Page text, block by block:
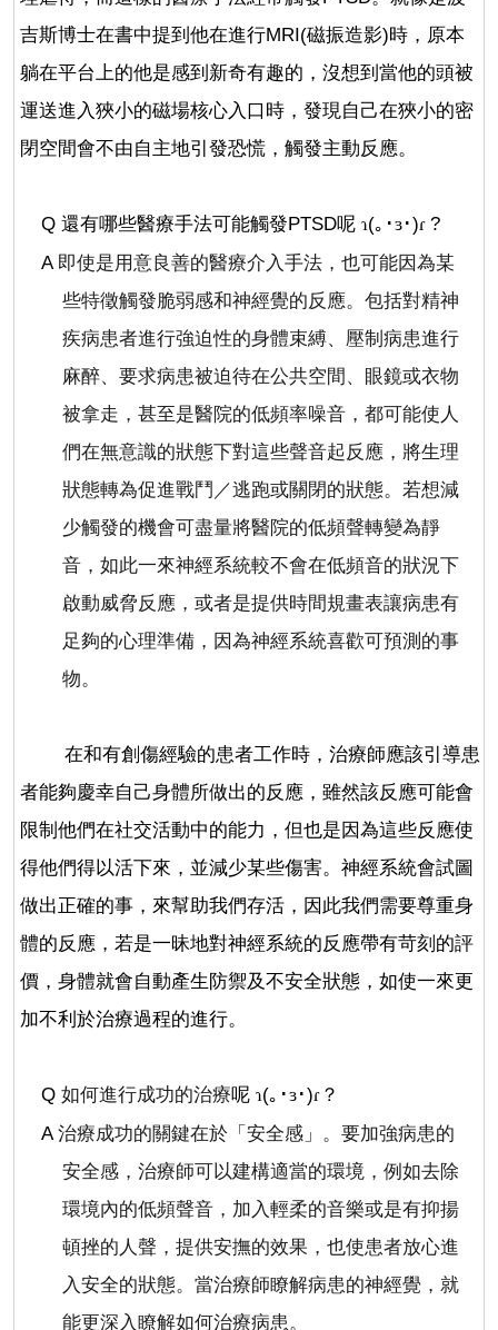
吉斯博士在書中提到他在進行MRI(磁振造影)時，原本
躺在平台上的他是感到新奇有趣的，沒想到當他的頭被
運送進入狹小的磁場核心入口時，發現自己在狹小的密
閉空間會不由自主地引發恐慌，觸發主動反應。
Q 還有哪些醫療手法可能觸發PTSD呢 ɿ(｡･ɜ･)ɾ ?
A 即使是用意良善的醫療介入手法，也可能因為某
些特徵觸發脆弱感和神經覺的反應。包括對精神
疾病患者進行強迫性的身體束縛、壓制病患進行
麻醉、要求病患被迫待在公共空間、眼鏡或衣物
被拿走，甚至是醫院的低頻率噪音，都可能使人
們在無意識的狀態下對這些聲音起反應，將生理
狀態轉為促進戰鬥／逃跑或關閉的狀態。若想減
少觸發的機會可盡量將醫院的低頻聲轉變為靜
音，如此一來神經系統較不會在低頻音的狀況下
啟動威脅反應，或者是提供時間規畫表讓病患有
足夠的心理準備，因為神經系統喜歡可預測的事
物。
在和有創傷經驗的患者工作時，治療師應該引導患
者能夠慶幸自己身體所做出的反應，雖然該反應可能會
限制他們在社交活動中的能力，但也是因為這些反應使
得他們得以活下來，並減少某些傷害。神經系統會試圖
做出正確的事，來幫助我們存活，因此我們需要尊重身
體的反應，若是一昧地對神經系統的反應帶有苛刻的評
價，身體就會自動產生防禦及不安全狀態，如使一來更
加不利於治療過程的進行。
Q 如何進行成功的治療呢 ɿ(｡･ɜ･)ɾ？
A治療成功的關鍵在於「 安全感」。要加強病患的
安全感，治療師可以建構適當的環境，例如去除
環境內的低頻聲音，加入輕柔的音樂或是有抑揚
頓挫的人聲，提供安撫的效果，也使患者放心進
入安全的狀態。當治療師瞭解病患的神經覺，就
能更深入瞭解如何治療病患。